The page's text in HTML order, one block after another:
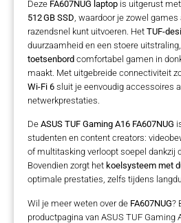
Deze FA607NUG laptop is uitgerust met
512 GB SSD , waardoor je zowel
razendsnel kunt uitvoeren. Het TUF-
duurzaamheid en een stoere
toetsenbord comfortabel gamen in
maakt. Met uitgebreide connectiviteit
Wi-Fi 6 sluit je eenvoudig accessoires
netwerkprestaties.
De ASUS TUF Gaming A16 FA607NUG
studenten en content creators:
of multitasking verloopt soepel dankzij
Bovendien zorgt het koelsysteem met
optimale prestaties, zelfs tijdens
Wil je meer weten over de FA607NUG?
productpagina van ASUS TUF Gaming